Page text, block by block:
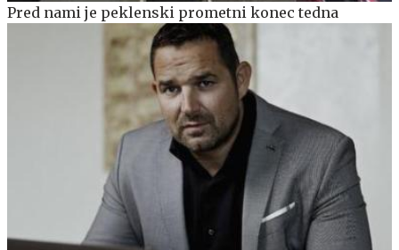
Pred nami je peklenski prometni konec tedna